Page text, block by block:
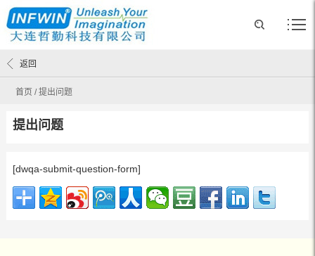
首页 /提出问题
返回
提出问题
[dwqa-submit-question-form]